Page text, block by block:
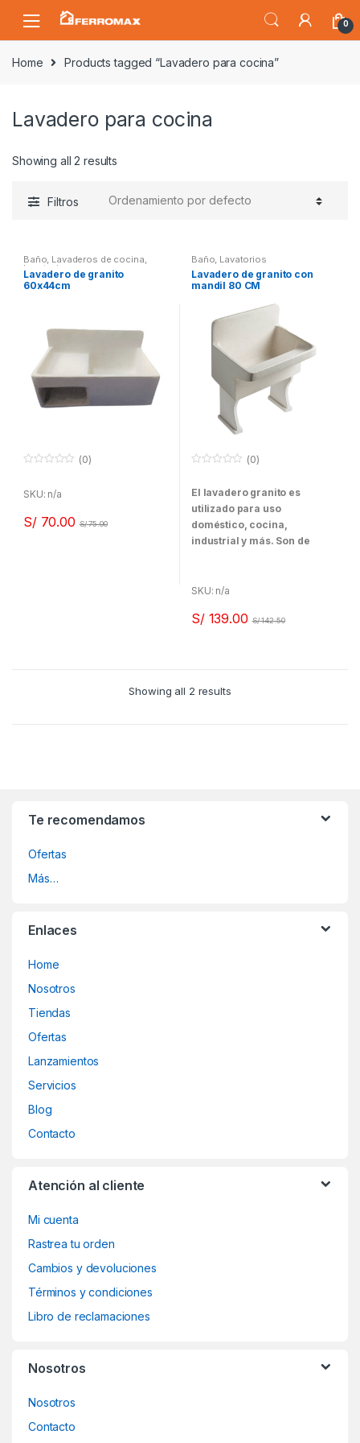
la
navegación
contenido
0
Home Products tagged “Lavadero para cocina”
Lavadero para cocina
Showing all 2 results
Filtros
Baño, Lavaderos de cocina,
Lavatorios
Lavadero de granito
60x44cm
u
a
(0)
SKU: n/a
S/70.00 S/75.00
Baño, Lavatorios
Lavadero de granito con
mandil 80 CM
u
r
a
d
e
(0)
El lavadero granito es
utilizado para uso
doméstico, cocina,
industrial y más. Son de
cajonera.
SKU: n/a
S/139.00 S/142.50
Showing all 2 results
Te recomendamos
Ofertas
Más…
Enlaces
Home
Nosotros
Tiendas
Ofertas
Lanzamientos
Servicios
Blog
Contacto
Atención al cliente
Mi cuenta
Rastrea tu orden
Cambios y devoluciones
Términos y condiciones
Libro de reclamaciones
Nosotros
Nosotros
Contacto